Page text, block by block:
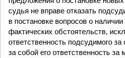
судья не вправе отказать
в постановке вопросов о
фактических обстоятельств,
ответственность подсудимого
за собой его ответственность за